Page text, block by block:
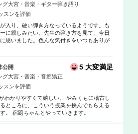
グ大宮・音楽・ギター弾き語り
スンを評価
入り、硬い弾き方なっているようです。も
に親しみたい。先生の弾き方を見て、今日
思いました。色んな気付きをいつもありが
公開 5 大変満足
グ大宮・音楽・音痴矯正
スンを評価
わかりやすくて嬉しい。 やみくもに稽古し
ところに、こういう授業を挟んでもらえる
。 宿題ちゃんとやっていきます。